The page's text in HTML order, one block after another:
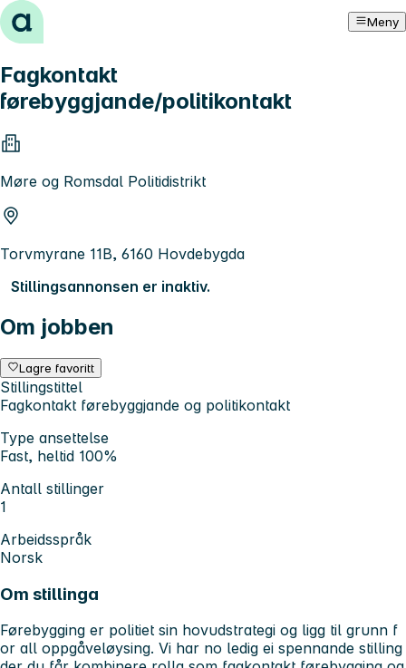
Hopp til innhold Meny
Fagkontakt
førebyggjande/politikontakt
Møre og Romsdal Politidistrikt
Torvmyrane 11B, 6160 Hovdebygda
Stillingsannonsen er inaktiv.
Om jobben
Lagre favoritt
Stillingstittel
Fagkontakt førebyggjande og politikontakt
Type ansettelse
Fast, heltid 100%
Antall stillinger
1
Arbeidsspråk
Norsk
Om stillinga
Førebygging er politiet sin hovudstrategi og ligg til grunn f
or all oppgåveløysing. Vi har no ledig ei spennande stilling